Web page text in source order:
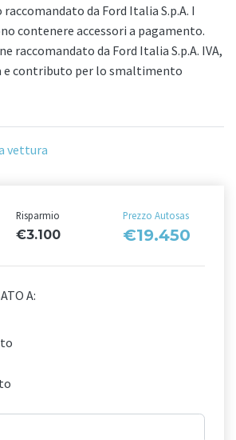
da Ford Italia S.p.A. I
contenere accessori a pagamento.
raccomandato da Ford Italia S.p.A. IVA,
e contributo per lo smaltimento
vettura
Risparmio
€3.100
Prezzo Autosas
€19.450
A: